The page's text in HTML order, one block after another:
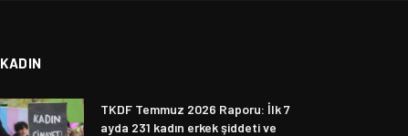
KADIN
TKDF Temmuz 2026 Raporu: İlk 7
ayda 231 kadın erkek şiddeti ve